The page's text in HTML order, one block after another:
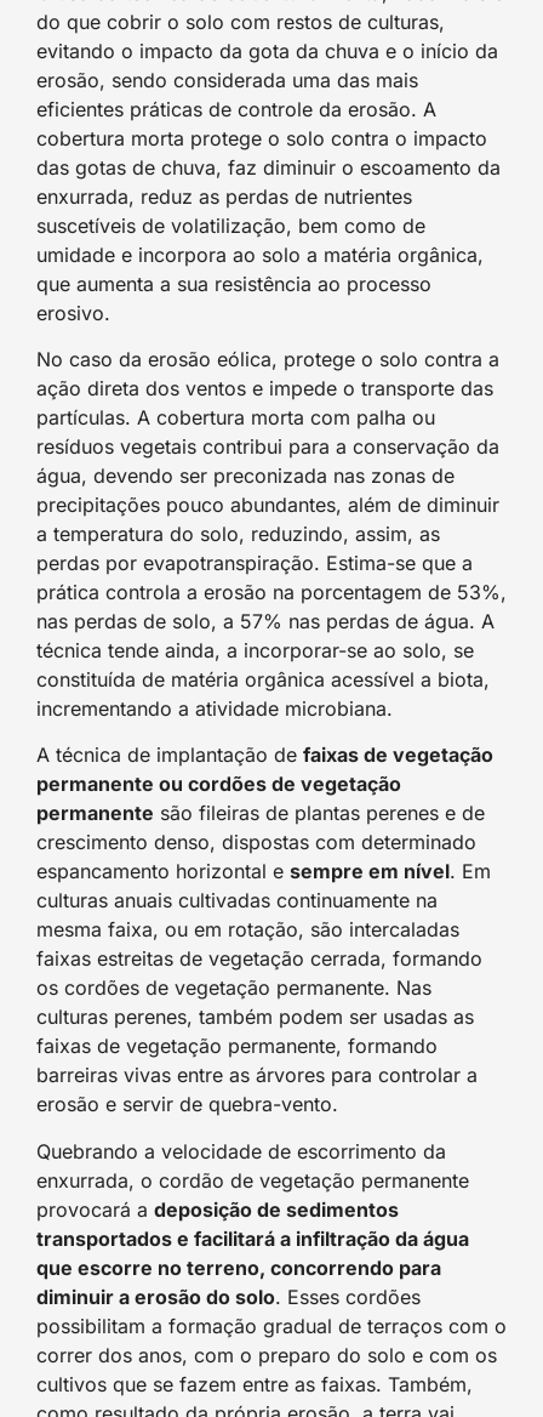
do que cobrir o solo com restos de culturas,
evitando o impacto da gota da chuva e o início da
erosão, sendo considerada uma das mais
eficientes práticas de controle da erosão. A
cobertura morta protege o solo contra o impacto
das gotas de chuva, faz diminuir o escoamento da
enxurrada, reduz as perdas de nutrientes
suscetíveis de volatilização, bem como de
umidade e incorpora ao solo a matéria orgânica,
que aumenta a sua resistência ao processo
erosivo.
No caso da erosão eólica, protege o solo contra a
ação direta dos ventos e impede o transporte das
partículas. A cobertura morta com palha ou
resíduos vegetais contribui para a conservação da
água, devendo ser preconizada nas zonas de
precipitações pouco abundantes, além de diminuir
a temperatura do solo, reduzindo, assim, as
perdas por evapotranspiração. Estima-se que a
prática controla a erosão na porcentagem de 53%,
nas perdas de solo, a 57% nas perdas de água. A
técnica tende ainda, a incorporar-se ao solo, se
constituída de matéria orgânica acessível a biota,
incrementando a atividade microbiana.
A técnica de implantação de faixas de vegetação
permanente ou cordões de vegetação
permanente são fileiras de plantas perenes e de
crescimento denso, dispostas com determinado
espancamento horizontal e sempre em nível. Em
culturas anuais cultivadas continuamente na
mesma faixa, ou em rotação, são intercaladas
faixas estreitas de vegetação cerrada, formando
os cordões de vegetação permanente. Nas
culturas perenes, também podem ser usadas as
faixas de vegetação permanente, formando
barreiras vivas entre as árvores para controlar a
erosão e servir de quebra-vento.
Quebrando a velocidade de escorrimento da
enxurrada, o cordão de vegetação permanente
provocará a deposição de sedimentos
transportados e facilitará a infiltração da água
que escorre no terreno, concorrendo para
diminuir a erosão do solo. Esses cordões
possibilitam a formação gradual de terraços com o
correr dos anos, com o preparo do solo e com os
cultivos que se fazem entre as faixas. Também,